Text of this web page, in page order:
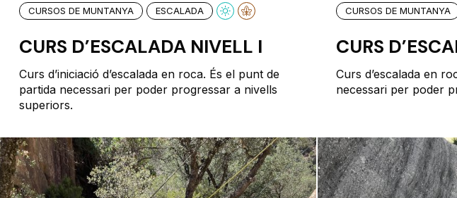
CURSOS DE MUNTANYA ESCALADA
CURS D’ESCALADA NIVELL I
Curs d’iniciació d’escalada en roca. És el punt de
partida necessari per poder progressar a nivells
superiors.
CURSOS DE MUNTANYA
CURS
Curs d’escalada en
necessari per poder